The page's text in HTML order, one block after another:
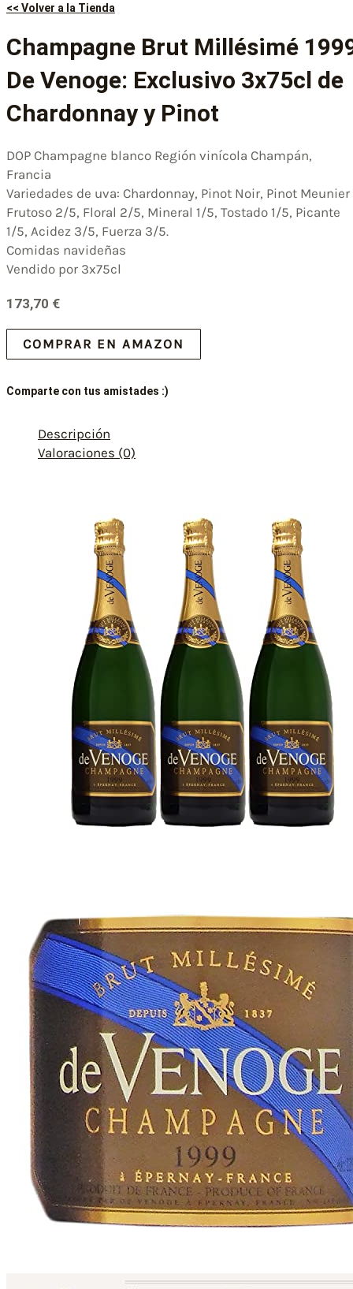
<< Volver a la Tienda
Champagne Brut Millésimé
De Venoge: Exclusivo 3x75cl de
Chardonnay y Pinot
DOP Champagne blanco Región vinícola Champán,
Francia
Variedades de uva: Chardonnay, Pinot Noir, Pinot Meunier
Frutoso 2/5, Floral 2/5, Mineral 1/5, Tostado 1/5, Picante
1/5, Acidez 3/5, Fuerza 3/5.
Comidas navideñas
Vendido por 3x75cl
173,70 €
COMPRAR EN AMAZON
Comparte con tus amistades :)
Descripción
Valoraciones (0)